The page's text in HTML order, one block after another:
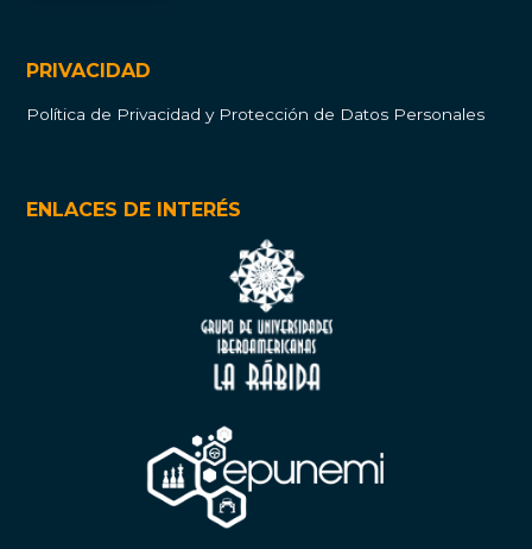
PRIVACIDAD
Política de Privacidad y Protección de Datos Personales
ENLACES DE INTERÉS